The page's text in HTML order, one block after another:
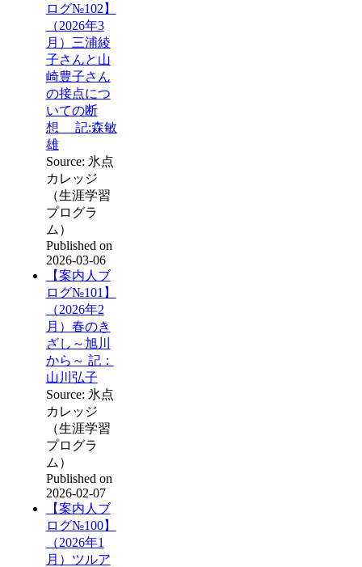
ログ№102】
（2026年3
月）三浦綾
子さんと山
崎豊子さん
の接点につ
いての断
想 記:森敏
雄
Source: 氷点
カレッジ
（生涯学習
プログラ
ム）
Published on
2026-03-06
【案内人ブ
ログ№101】
（2026年2
月）春のき
ざし～旭川
から～ 記：
山川弘子
Source: 氷点
カレッジ
（生涯学習
プログラ
ム）
Published on
2026-02-07
【案内人ブ
ログ№100】
（2026年1
月）ツルア